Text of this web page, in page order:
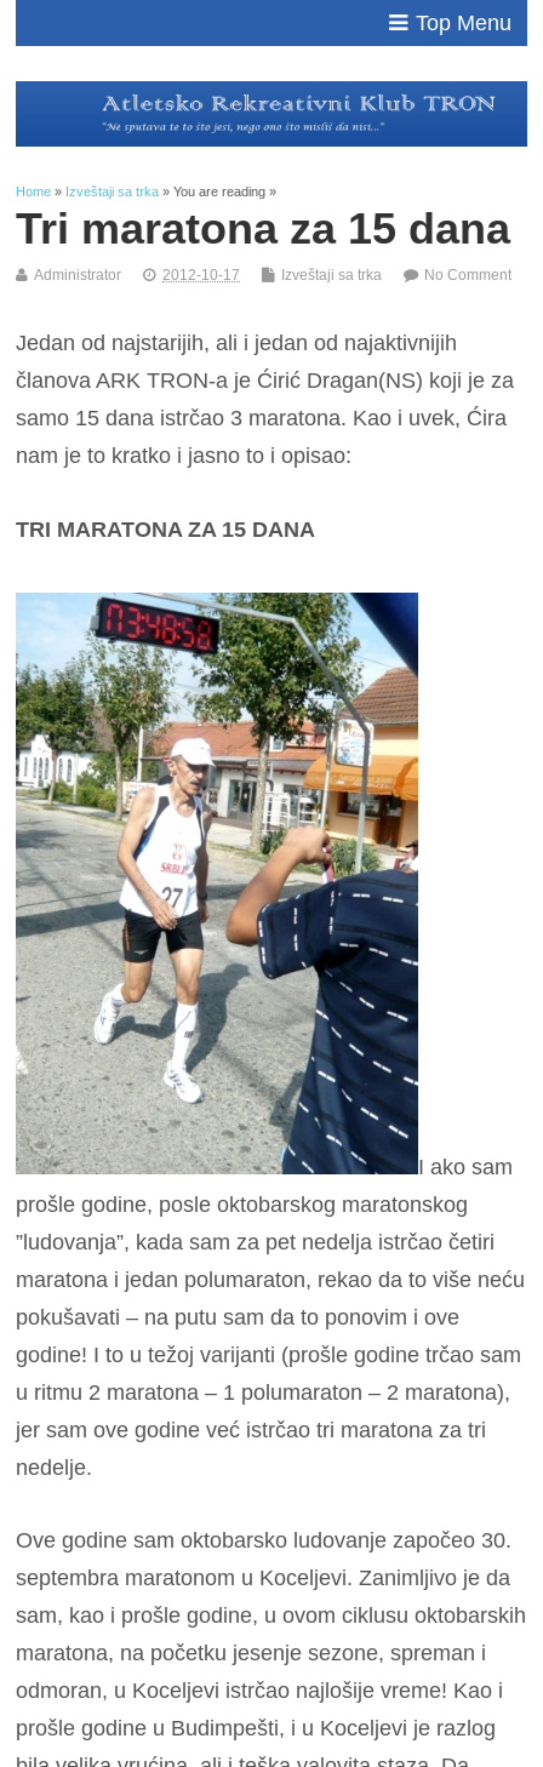
Top Menu
Home » Izveštaji sa trka » You are reading »
Tri maratona za 15 dana
Administrator 2012-10-17 Izveštaji sa trka No Comment
Jedan od najstarijih, ali i jedan od najaktivnijih
članova ARK TRON-a je Ćirić Dragan(NS) koji je za
samo 15 dana istrčao 3 maratona. Kao i uvek, Ćira
nam je to kratko i jasno to i opisao:
TRI MARATONA ZA 15 DANA
I ako sam
prošle godine, posle oktobarskog maratonskog
”ludovanja”, kada sam za pet nedelja istrčao četiri
maratona i jedan polumaraton, rekao da to više neću
pokušavati – na putu sam da to ponovim i ove
godine! I to u težoj varijanti (prošle godine trčao sam
u ritmu 2 maratona – 1 polumaraton – 2 maratona),
jer sam ove godine već istrčao tri maratona za tri
nedelje.
Ove godine sam oktobarsko ludovanje započeo 30.
septembra maratonom u Koceljevi. Zanimljivo je da
sam, kao i prošle godine, u ovom ciklusu oktobarskih
maratona, na početku jesenje sezone, spreman i
odmoran, u Koceljevi istrčao najlošije vreme! Kao i
prošle godine u Budimpešti, i u Koceljevi je razlog